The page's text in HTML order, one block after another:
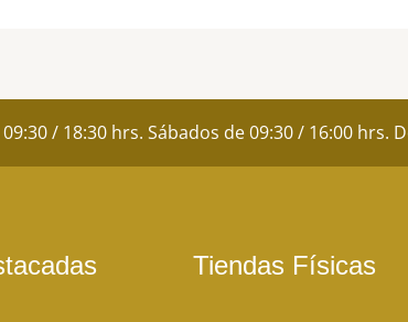
/ 18:30 hrs. Sábados de 09:30 / 16:00 hrs.
Tiendas Físicas